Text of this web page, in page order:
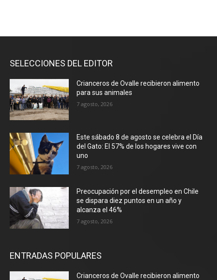
SELECCIONES DEL EDITOR
Crianceros de Ovalle recibieron alimento
para sus animales
7 agosto, 2026
Este sábado 8 de agosto se celebra el Día
del Gato: El 57% de los hogares vive con
uno
7 agosto, 2026
Preocupación por el desempleo en Chile
se dispara diez puntos en un año y
alcanza el 46%
7 agosto, 2026
ENTRADAS POPULARES
Crianceros de Ovalle recibieron alimento